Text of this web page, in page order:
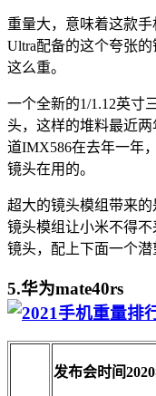
重量大，意味着这款
Ultra配备的这个夸张
这么重。
一个全新的1/1.12英寸
头，这样的堆料最近
道IMX586在去年一年
镜头在用的。
超大的镜头模组带来
镜头模组让小米不得
镜头，配上下面一个潜
5.华为mate40rs
发布会时间